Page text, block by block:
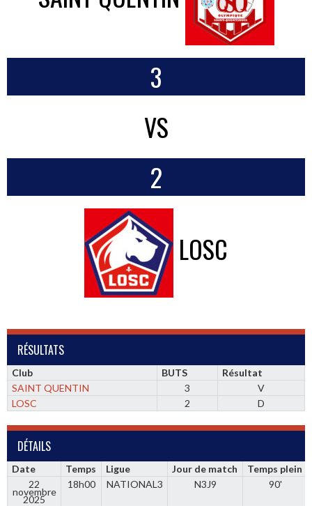
3
VS
2
LOSC
RÉSULTATS
Club BUTS
Résultat
SAINT QUENTIN
3
V
LOSC
2 D
DÉTAILS
Date Temps Ligue Jour de match
Temps plein
22
novembre
2025
18h00 NATIONAL3 N3J9 90'